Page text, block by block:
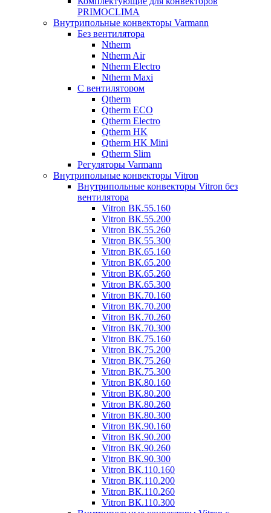
PRIMOCLIMA
Внутрипольные конвекторы Varmann
Без вентилятора
Ntherm
Ntherm Air
Ntherm Electro
Ntherm Maxi
С вентилятором
Qtherm
Qtherm ECO
Qtherm Electro
Qtherm HK
Qtherm HK Mini
Qtherm Slim
Регуляторы Varmann
Внутрипольные конвекторы Vitron
Внутрипольные конвекторы Vitron без
вентилятора
Vitron ВК.55.160
Vitron ВК.55.200
Vitron ВК.55.260
Vitron ВК.55.300
Vitron ВК.65.160
Vitron ВК.65.200
Vitron ВК.65.260
Vitron ВК.65.300
Vitron ВК.70.160
Vitron ВК.70.200
Vitron ВК.70.260
Vitron ВК.70.300
Vitron ВК.75.160
Vitron ВК.75.200
Vitron ВК.75.260
Vitron ВК.75.300
Vitron ВК.80.160
Vitron ВК.80.200
Vitron ВК.80.260
Vitron ВК.80.300
Vitron ВК.90.160
Vitron ВК.90.200
Vitron ВК.90.260
Vitron ВК.90.300
Vitron ВК.110.160
Vitron ВК.110.200
Vitron ВК.110.260
Vitron ВК.110.300